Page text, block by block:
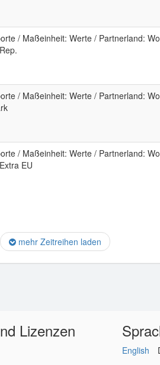
/ Maßeinheit: Werte / Partnerland:
/ Maßeinheit: Werte / Partnerland:
/ Maßeinheit: Werte / Partnerland:
EU
mehr Zeitreihen laden
Lizenzen
English